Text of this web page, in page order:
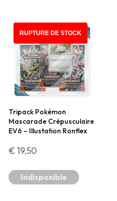
RUPTURE DE STOCK
Tripack Pokémon
Mascarade Crépusculaire
EV6 – Illustation Ronflex
€ 19,50
Indisponible